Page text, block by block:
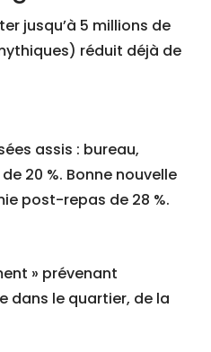
jusqu’à 5 millions de
réduit déjà de
assis : bureau,
20 %. Bonne nouvelle
post-repas de 28 %.
» prévenant
dans le quartier, de la